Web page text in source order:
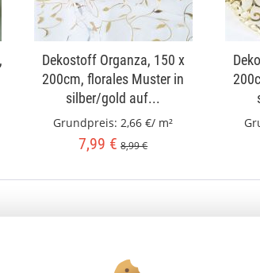
Dekostoff Organza, 150 x
200cm, florales Muster in
silber/gold auf...
Grundpreis: 2,66 €/ m²
7,99 € 8,99 €